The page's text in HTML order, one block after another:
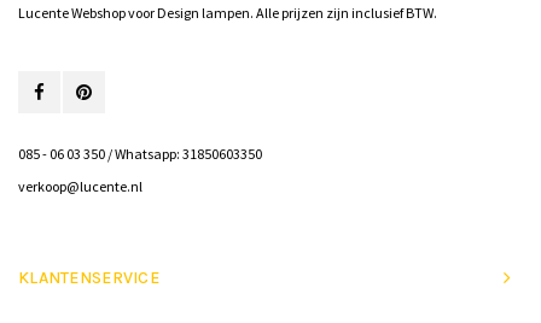
Lucente Webshop voor Design lampen. Alle prijzen zijn inclusief BTW.
085 - 06 03 350 / Whatsapp: 31850603350
verkoop@lucente.nl
KLANTENSERVICE